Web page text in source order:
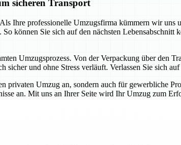
sicheren Transport
Ihre professionelle Umzugsfirma kümmern wir uns
können Sie sich auf den nächsten Lebensabschnitt
Umzugsprozess. Von der Verpackung über den
und ohne Stress verläuft. Verlassen Sie sich
Umzug an, sondern auch für gewerbliche
an. Mit uns an Ihrer Seite wird Ihr Umzug zum